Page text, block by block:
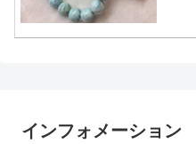
インフォメーション